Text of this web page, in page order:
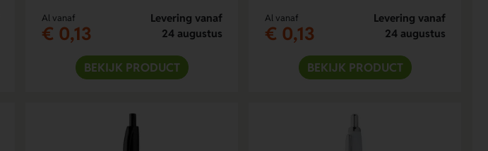
Al vanaf
€ 0,13
Levering vanaf
24 augustus
BEKIJK PRODUCT
Al vanaf
€ 0,13
Levering vanaf
24 augustus
BEKIJK PRODUCT